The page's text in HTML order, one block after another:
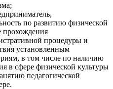
по развитию физической
прохождения
процедуры и
установленным
в том числе по наличию
в сфере физической культуры
педагогической